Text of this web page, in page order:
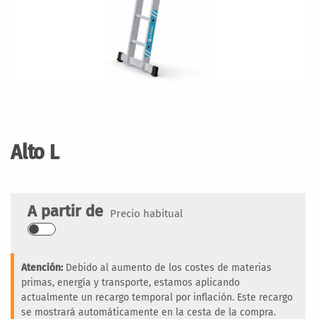
Alto L
A partir de Precio habitual
Atención:Debido al aumento de los costes de materias
primas, energía y transporte, estamos aplicando
actualmente un recargo temporal por inflación. Este recargo
se mostrará automáticamente en la cesta de la compra.
de
imágenes